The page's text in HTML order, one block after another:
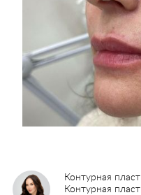
Контурная
Контурная